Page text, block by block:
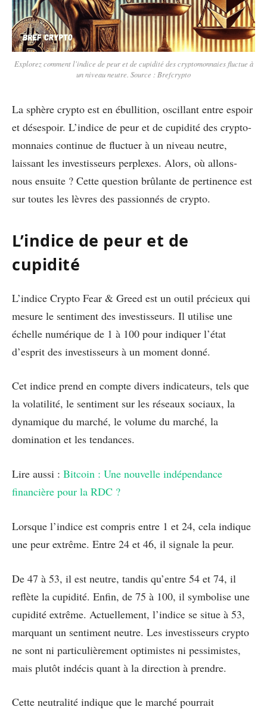
Explorez comment l'indice de peur et de cupidité des cryptomonnaies fluctue à
un niveau neutre. Source : Brefcrypto
La sphère crypto est en ébullition, oscillant entre espoir
et désespoir. L’indice de peur et de cupidité des crypto-
monnaies continue de fluctuer à un niveau neutre,
laissant les investisseurs perplexes. Alors, où allons-
nous ensuite ? Cette question brûlante de pertinence est
sur toutes les lèvres des passionnés de crypto.
L’indice de peur et de
cupidité
L’indice Crypto Fear & Greed est un outil précieux qui
mesure le sentiment des investisseurs. Il utilise une
échelle numérique de 1 à 100 pour indiquer l’état
d’esprit des investisseurs à un moment donné.
Cet indice prend en compte divers indicateurs, tels que
la volatilité, le sentiment sur les réseaux sociaux, la
dynamique du marché, le volume du marché, la
domination et les tendances.
Lire aussi : Bitcoin : Une nouvelle indépendance
financière pour la RDC ?
Lorsque l’indice est compris entre 1 et 24, cela indique
une peur extrême. Entre 24 et 46, il signale la peur.
De 47 à 53, il est neutre, tandis qu’entre 54 et 74, il
reflète la cupidité. Enfin, de 75 à 100, il symbolise une
cupidité extrême. Actuellement, l’indice se situe à 53,
marquant un sentiment neutre. Les investisseurs crypto
ne sont ni particulièrement optimistes ni pessimistes,
mais plutôt indécis quant à la direction à prendre.
Cette neutralité indique que le marché pourrait